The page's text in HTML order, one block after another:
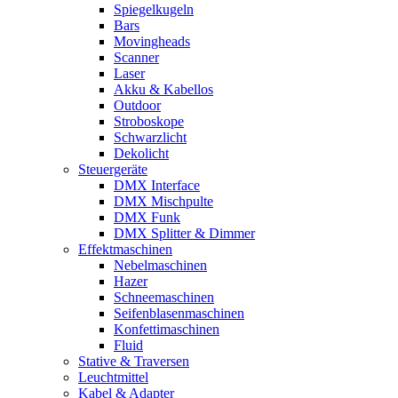
Spiegelkugeln
Bars
Movingheads
Scanner
Laser
Akku & Kabellos
Outdoor
Stroboskope
Schwarzlicht
Dekolicht
Steuergeräte
DMX Interface
DMX Mischpulte
DMX Funk
DMX Splitter & Dimmer
Effektmaschinen
Nebelmaschinen
Hazer
Schneemaschinen
Seifenblasenmaschinen
Konfettimaschinen
Fluid
Stative & Traversen
Leuchtmittel
Kabel & Adapter